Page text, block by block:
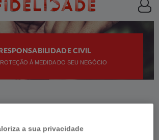
RESPONSABILIDADE CIVIL
À MEDIDA DO SEU NEGÓCIO
3 RAZÕES
a sua privacidade